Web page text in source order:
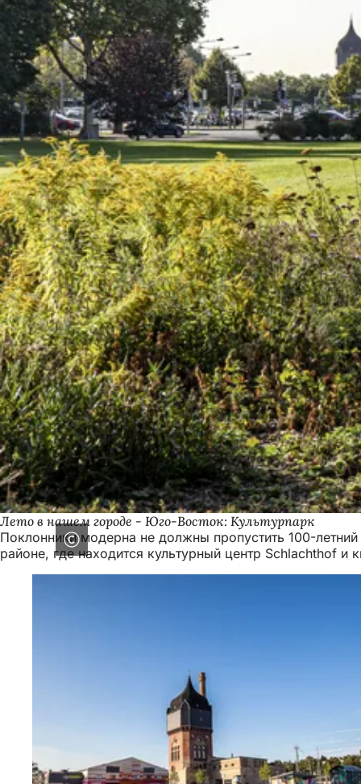
Лето в нашем городе - Юго-Восток: Культурпарк
Поклонники модерна не должны пропустить 100-
районе, где находится культурный центр Schlachthof